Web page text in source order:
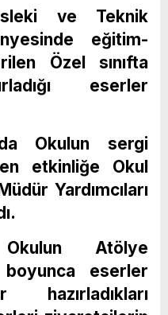
ve Teknik
eğitim-
Özel sınıfta
eserler
Okulun sergi
etkinliğe Okul
Yardımcıları
Atölye
eserler